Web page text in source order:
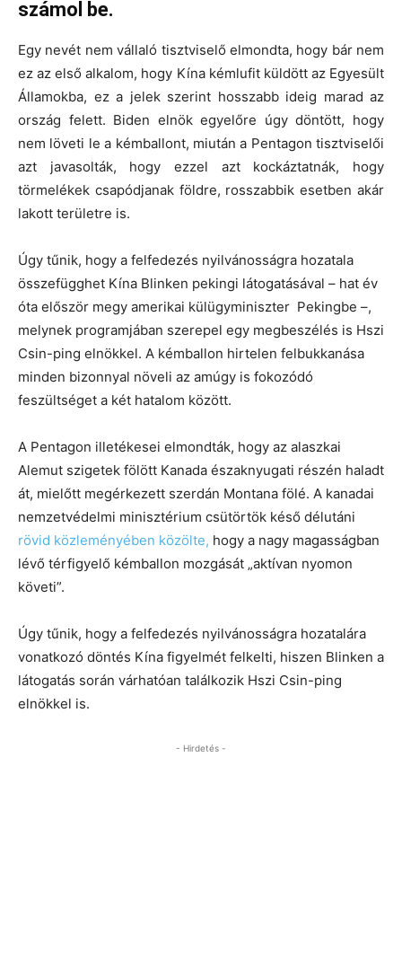
számol be.
Egy nevét nem vállaló tisztviselő elmondta, hogy bár nem
ez az első alkalom, hogy Kína kémlufit küldött az Egyesült
Államokba, ez a jelek szerint hosszabb ideig marad az
ország felett. Biden elnök egyelőre úgy döntött, hogy
nem löveti le a kémballont, miután a Pentagon tisztviselői
azt javasolták, hogy ezzel azt kockáztatnák, hogy
törmelékek csapódjanak földre, rosszabbik esetben akár
lakott területre is.
Úgy tűnik, hogy a felfedezés nyilvánosságra hozatala
összefügghet Kína Blinken pekingi látogatásával – hat év
óta először megy amerikai külügyminiszter Pekingbe –,
melynek programjában szerepel egy megbeszélés is Hszi
Csin-ping elnökkel. A kémballon hirtelen felbukkanása
minden bizonnyal növeli az amúgy is fokozódó
feszültséget a két hatalom között.
A Pentagon illetékesei elmondták, hogy az alaszkai
Alemut szigetek fölött Kanada északnyugati részén haladt
át, mielőtt megérkezett szerdán Montana fölé. A kanadai
nemzetvédelmi minisztérium csütörtök késő délutáni
rövid közleményében közölte, hogy a nagy magasságban
lévő térfigyelő kémballon mozgását „aktívan nyomon
követi”.
Úgy tűnik, hogy a felfedezés nyilvánosságra hozatalára
vonatkozó döntés Kína figyelmét felkelti, hiszen Blinken a
látogatás során várhatóan találkozik Hszi Csin-ping
elnökkel is.
- Hirdetés -